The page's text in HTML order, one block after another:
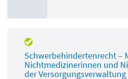
Schwerbehindertenrecht –
Nichtmedizinerinnen und
der Versorgungsverwaltung